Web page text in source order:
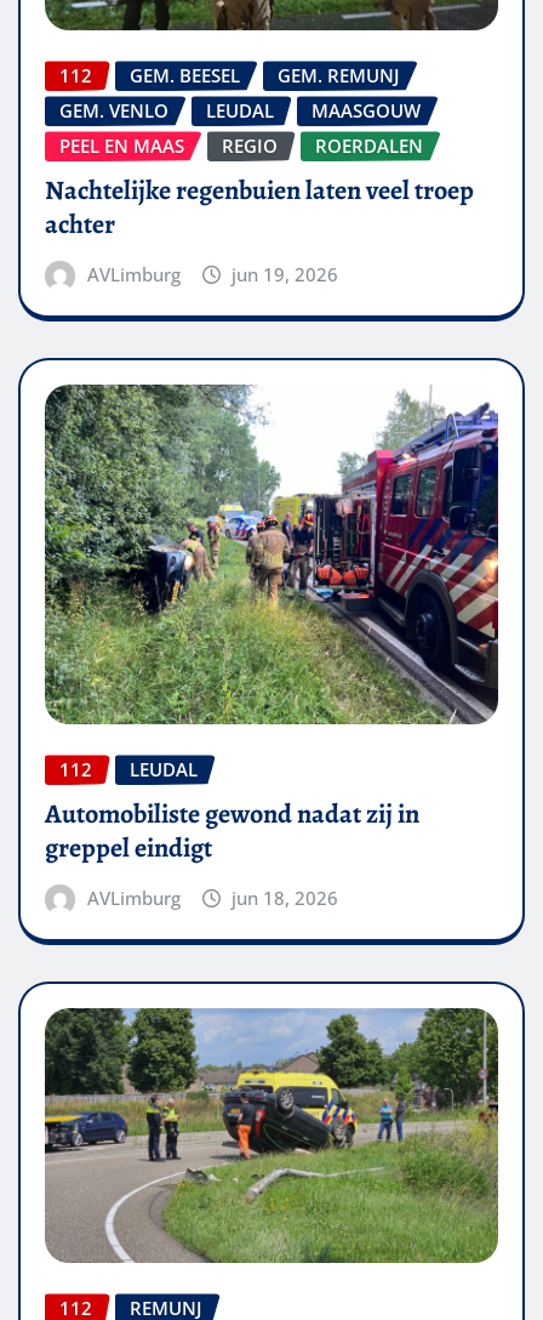
112 GEM. BEESEL
GEM. REMUNJ
GEM. VENLO
LEUDAL
MAASGOUW
PEEL EN MAAS
REGIO ROERDALEN
Nachtelijke regenbuien laten veel troep
achter
AVLimburg jun 19, 2026
112 LEUDAL
Automobiliste gewond nadat zij in
greppel eindigt
AVLimburg jun 18, 2026
112 REMUNJ